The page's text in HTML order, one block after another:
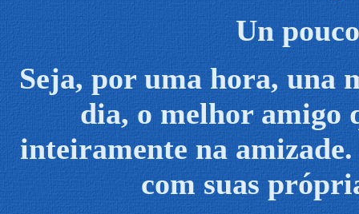
Un
Seja, por uma hora, una
dia, o melhor amigo
inteiramente na
com suas